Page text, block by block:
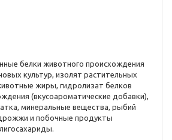
белки животного происхождения
культур, изолят растительных
жиры, гидролизат белков
(вкусоароматические добавки),
минеральные вещества, рыбий
и побочные продукты